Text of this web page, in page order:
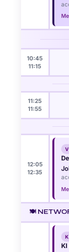
10:45
11:15
11:25
11:55
12:05
12:35
🍽️
KI